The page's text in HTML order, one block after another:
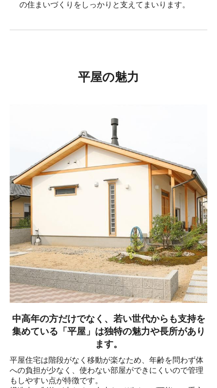
の住まいづくりをしっかりと支えてまいります。
平屋の魅力
中高年の方だけでなく、若い世代からも支持を
集めている「平屋」は独特の魅力や長所があり
ます。
平屋住宅は階段がなく移動が楽なため、年齢を問わず体
への負担が少なく、使わない部屋ができにくいので管理
もしやすい点が特徴です。